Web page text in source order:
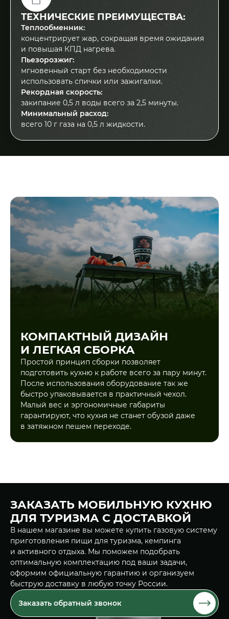
ТЕХНИЧЕСКИЕ ПРЕИМУЩЕСТВА:
Теплообменник:
концентрирует жар, сокращая время ожидания
и повышая КПД нагрева.
Пьезорозжиг:
мгновенный старт без необходимости
использовать спички или зажигалки.
Рекордная скорость:
закипание 0,5 л воды всего за 2,5 минуты.
Минимальный расход:
всего 10 г газа на 0,5 л жидкости.
КОМПАКТНЫЙ ДИЗАЙН
И ЛЕГКАЯ СБОРКА
Простой принцип сборки позволяет
подготовить кухню к работе всего за пару минут.
После использования оборудование так же
быстро упаковывается в практичный чехол.
Малый вес и эргономичные габариты
гарантируют, что кухня не станет обузой даже
в затяжном пешем переходе.
ЗАКАЗАТЬ МОБИЛЬНУЮ КУХНЮ
ДЛЯ ТУРИЗМА С ДОСТАВКОЙ
В нашем магазине вы можете купить газовую систему
приготовления пищи для туризма, кемпинга
и активного отдыха. Мы поможем подобрать
оптимальную комплектацию под ваши задачи,
оформим официальную гарантию и организуем
быструю доставку в любую точку России.
Заказать обратный звонок